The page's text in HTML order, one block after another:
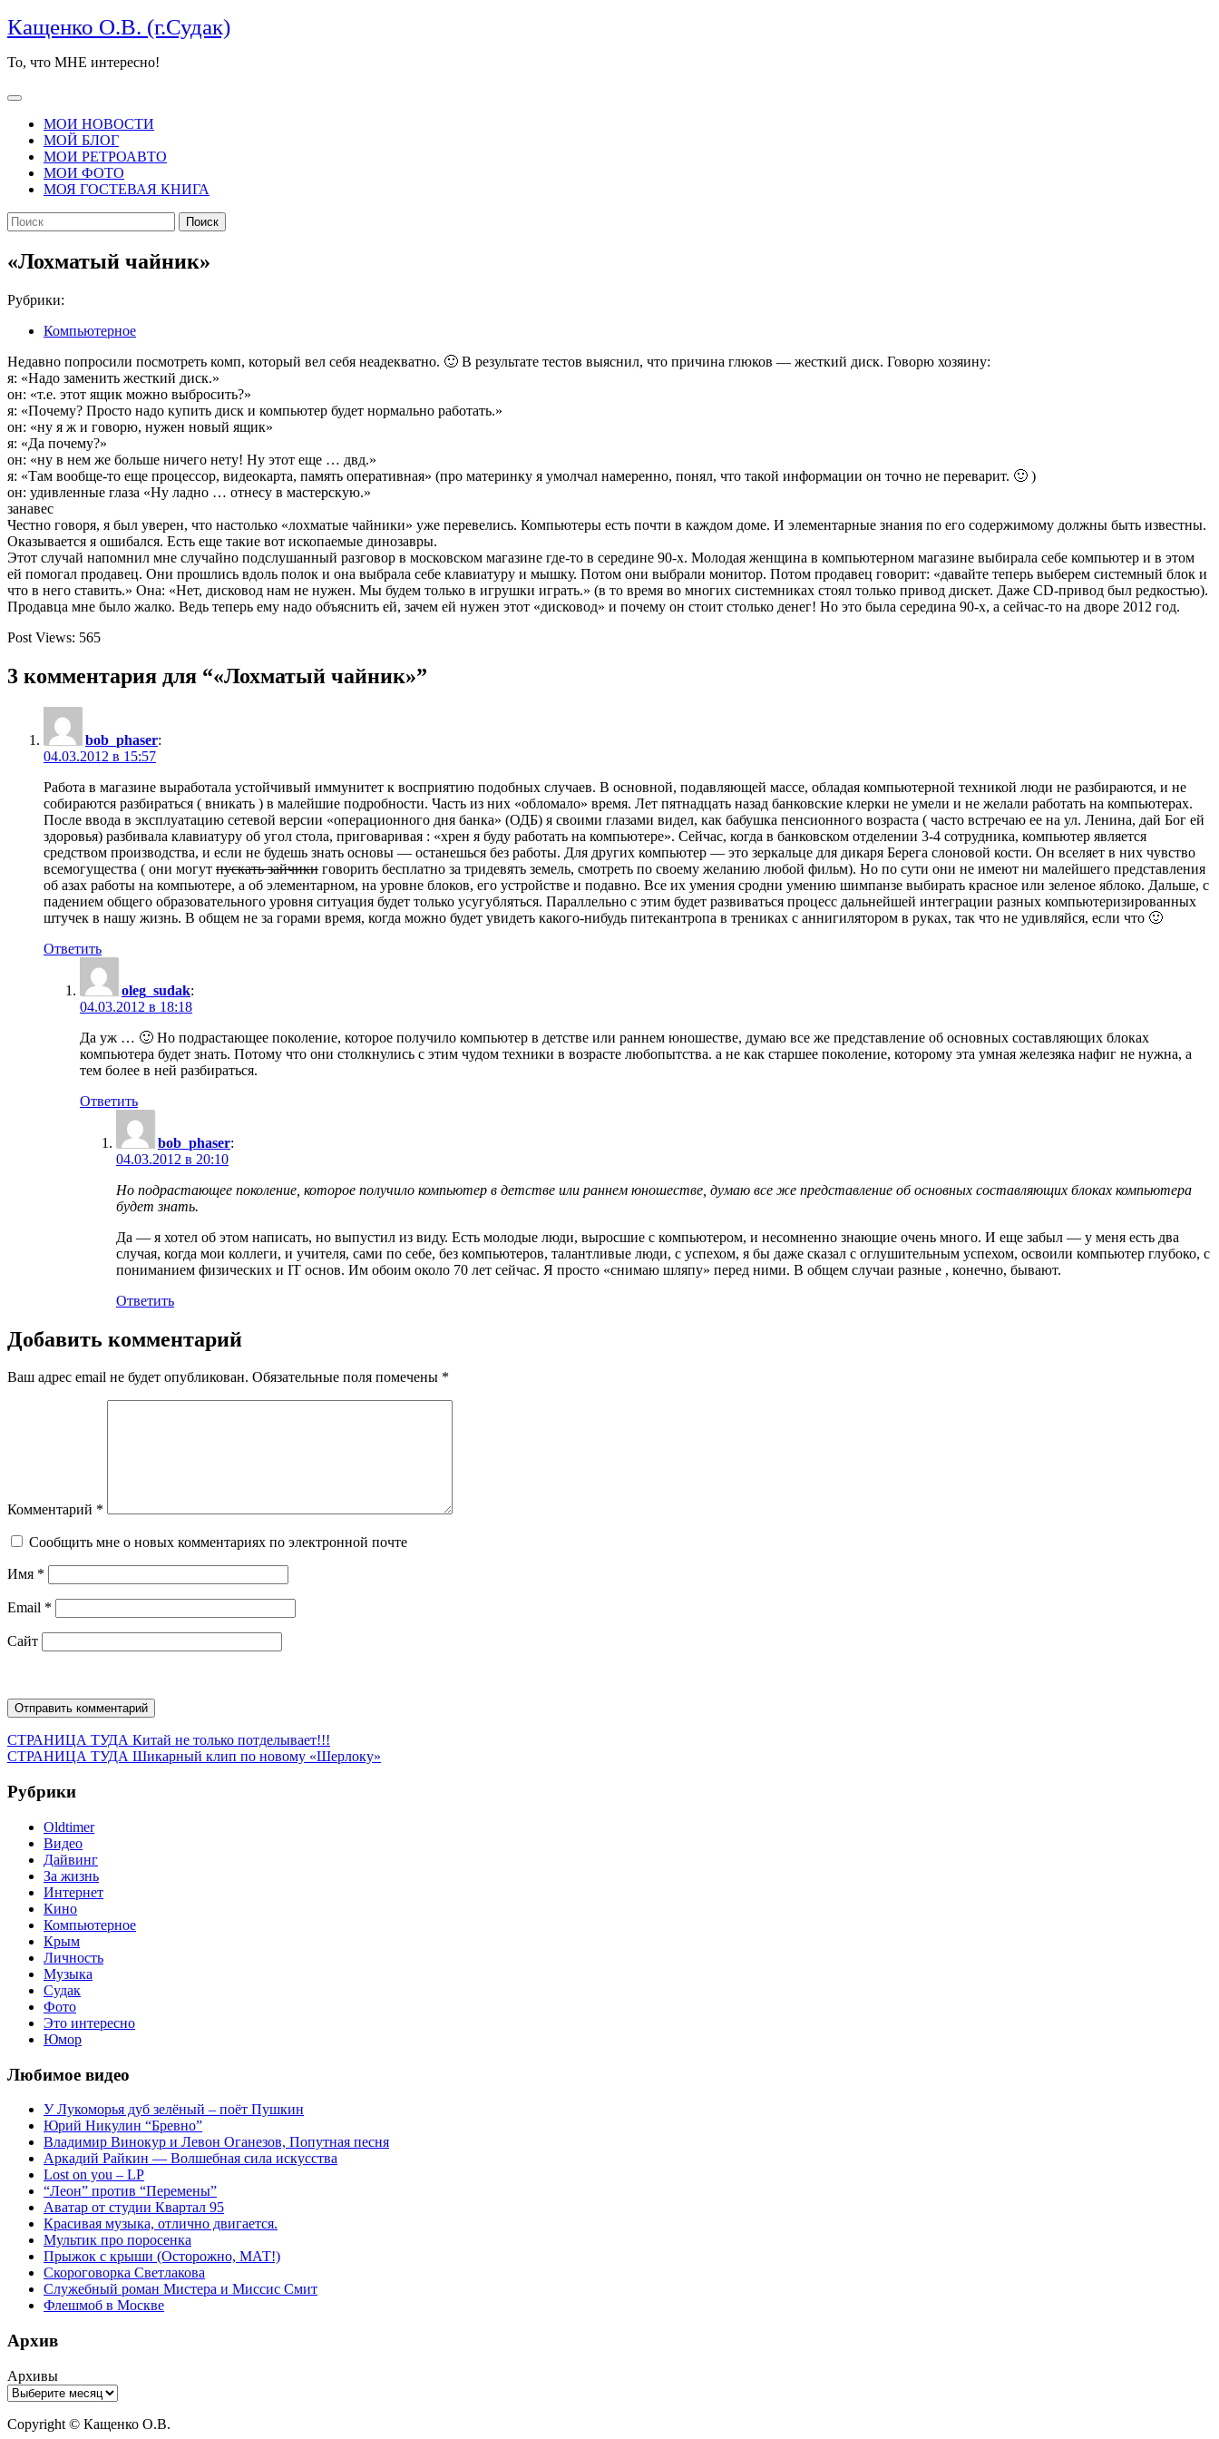
Перейти
к
содержимому
Кащенко О.В. (г.Судак)
То, что МНЕ интересно!
Кнопка
ОткрытьМОИ НОВОСТИ
МОЙ БЛОГ
МОИ РЕТРОАВТО
МОИ ФОТО
МОЯ ГОСТЕВАЯ КНИГА
КНОПКА
ЗАКРЫТЬ
Найти:
«Лохматый чайник»
Рубрики:
Компьютерное
Недавно попросили посмотреть комп, который вел себя неадекватно. 🙂 В результате тестов выяснил, что причина глюков — жесткий диск. Говорю хозяину:
я: «Надо заменить жесткий диск.»
он: «т.е. этот ящик можно выбросить?»
я: «Почему? Просто надо купить диск и компьютер будет нормально работать.»
он: «ну я ж и говорю, нужен новый ящик»
я: «Да почему?»
он: «ну в нем же больше ничего нету! Ну этот еще … двд.»
я: «Там вообще-то еще процессор, видеокарта, память оперативная» (про материнку я умолчал намеренно, понял, что такой информации он точно не переварит. 🙂 )
он: удивленные глаза «Ну ладно … отнесу в мастерскую.»
занавес
Честно говоря, я был уверен, что настолько «лохматые чайники» уже перевелись. Компьютеры есть почти в каждом доме. И элементарные знания по его содержимому должны быть известны.
Оказывается я ошибался. Есть еще такие вот ископаемые динозавры.
Этот случай напомнил мне случайно подслушанный разговор в московском магазине где-то в середине 90-х. Молодая женщина в компьютерном магазине выбирала себе компьютер и в этом
ей помогал продавец. Они прошлись вдоль полок и она выбрала себе клавиатуру и мышку. Потом они выбрали монитор. Потом продавец говорит: «давайте теперь выберем системный блок и
что в него ставить.» Она: «Нет, дисковод нам не нужен. Мы будем только в игрушки играть.» (в то время во многих системниках стоял только привод дискет. Даже CD-привод был редкостью).
Продавца мне было жалко. Ведь теперь ему надо объяснить ей, зачем ей нужен этот «дисковод» и почему он стоит столько денег! Но это была середина 90-х, а сейчас-то на дворе 2012 год.
Post Views: 565
3 комментария для “«Лохматый чайник»”
bob_phaser:
04.03.2012 в 15:57
Работа в магазине выработала устойчивый иммунитет к восприятию подобных случаев. В основной, подавляющей массе, обладая компьютерной техникой люди не разбираются, и не
собираются разбираться ( вникать ) в малейшие подробности. Часть из них «обломало» время. Лет пятнадцать назад банковские клерки не умели и не желали работать на компьютерах.
После ввода в эксплуатацию сетевой версии «операционного дня банка» (ОДБ) я своими глазами видел, как бабушка пенсионного возраста ( часто встречаю ее на ул. Ленина, дай Бог ей
здоровья) разбивала клавиатуру об угол стола, приговаривая : «хрен я буду работать на компьютере». Сейчас, когда в банковском отделении 3-4 сотрудника, компьютер является
средством производства, и если не будешь знать основы — останешься без работы. Для других компьютер — это зеркальце для дикаря Берега слоновой кости. Он вселяет в них чувство
всемогущества ( они могут пускать зайчики говорить бесплатно за тридевять земель, смотреть по своему желанию любой фильм). Но по сути они не имеют ни малейшего представления
об азах работы на компьютере, а об элементарном, на уровне блоков, его устройстве и подавно. Все их умения сродни умению шимпанзе выбирать красное или зеленое яблоко. Дальше, с
падением общего образовательного уровня ситуация будет только усугубляться. Параллельно с этим будет развиваться процесс дальнейшей интеграции разных компьютеризированных
штучек в нашу жизнь. В общем не за горами время, когда можно будет увидеть какого-нибудь питекантропа в трениках с аннигилятором в руках, так что не удивляйся, если что 🙂
Ответить
oleg_sudak:
04.03.2012 в 18:18
Да уж … 🙂 Но подрастающее поколение, которое получило компьютер в детстве или раннем юношестве, думаю все же представление об основных составляющих блоках
компьютера будет знать. Потому что они столкнулись с этим чудом техники в возрасте любопытства. а не как старшее поколение, которому эта умная железяка нафиг не нужна, а
тем более в ней разбираться.
Ответить
bob_phaser:
04.03.2012 в 20:10
Но подрастающее поколение, которое получило компьютер в детстве или раннем юношестве, думаю все же представление об основных составляющих блоках компьютера
будет знать.
Да — я хотел об этом написать, но выпустил из виду. Есть молодые люди, выросшие с компьютером, и несомненно знающие очень много. И еще забыл — у меня есть два
случая, когда мои коллеги, и учителя, сами по себе, без компьютеров, талантливые люди, с успехом, я бы даже сказал с оглушительным успехом, освоили компьютер глубоко, с
пониманием физических и IT основ. Им обоим около 70 лет сейчас. Я просто «снимаю шляпу» перед ними. В общем случаи разные , конечно, бывают.
Ответить
Добавить комментарий
Ваш адрес email не будет опубликован. Обязательные поля помечены *
Комментарий *
Сообщить мне о новых комментариях по электронной почте
Имя *
Email *
Сайт
Навигация
по
записям
СТРАНИЦА ТУДА Предыдущая
запись:
Китай не только потделывает!!!
СТРАНИЦА ТУДА Следующая
Шикарный клип по новому «Шерлоку»
Рубрики
Oldtimer
Видео
Дайвинг
За жизнь
Интернет
Кино
Компьютерное
Крым
Личность
Музыка
Судак
Фото
Это интересно
Юмор
Любимое видео
У Лукоморья дуб зелёный – поёт Пушкин
Юрий Никулин “Бревно”
Владимир Винокур и Левон Оганезов, Попутная песня
Аркадий Райкин — Волшебная сила искусства
Lost on you – LP
“Леон” против “Перемены”
Аватар от студии Квартал 95
Красивая музыка, отлично двигается.
Мультик про поросенка
Прыжок с крыши (Осторожно, МАТ!)
Скороговорка Светлакова
Служебный роман Мистера и Миссис Смит
Флешмоб в Москве
Архив
Архивы
Copyright © Кащенко О.В.